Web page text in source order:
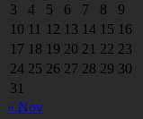
3
4 5 6 7 8
9
10 11 12 13 14 15 16
17 18 19 20 21 22 23
24 25 26 27 28 29 30
31
« Nov